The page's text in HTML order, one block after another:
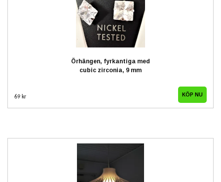
Örhängen, fyrkantiga med
cubic zirconia, 9 mm
69 kr